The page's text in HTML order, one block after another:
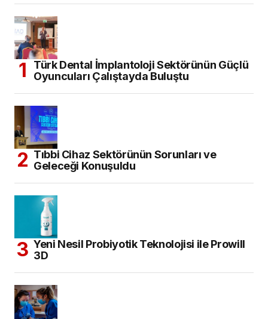
Türk Dental İmplantoloji Sektörünün Güçlü
Oyuncuları Çalıştayda Buluştu
Tıbbi Cihaz Sektörünün Sorunları ve
Geleceği Konuşuldu
Yeni Nesil Probiyotik Teknolojisi ile Prowill
3D